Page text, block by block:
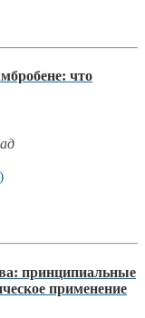
что
принципиальные
применение